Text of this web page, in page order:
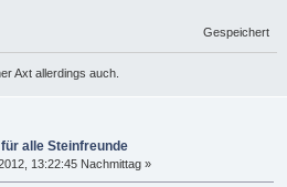
Gespeichert
Axt allerdings auch.
alle Steinfreunde
13:22:45 Nachmittag »